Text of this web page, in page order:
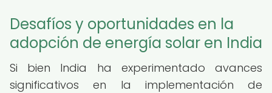
Desafíos y oportunidades en la
adopción de energía solar en India
Si bien India ha experimentado avances
significativos en la implementación de